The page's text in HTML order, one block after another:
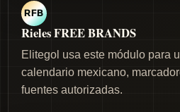
RFB
Rieles FREE BRANDS
Elitegol usa este módulo para
calendario mexicano,
fuentes autorizadas.